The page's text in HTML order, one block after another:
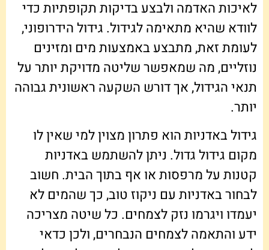
לאיכות האדמה ולבצע בדיקות תקופתיות כדי
לוודא שהיא מתאימה לגידול. גידול הידרופוני,
לעומת זאת, מתבצע באמצעות מים ומזינים
נוזליים, מה שמאפשר שליטה מדויקת יותר על
תנאי הגידול, אך דורש השקעה ראשונית גבוהה
יותר.
גידול באדניות הוא פתרון מצוין למי שאין לו
מקום גידול גדול. ניתן להשתמש באדניות
קטנות על מרפסות או אף בתוך הבית. חשוב
לבחור באדניות עם ניקוז טוב, כך שהמים לא
יעמדו ויגרמו נזק לצמחים. כל שיטה מצריכה
ידע והתאמה לצמחים הנבחרים, ולכן כדאי